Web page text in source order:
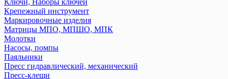
Ключи, Наборы ключей
Крепежный инструмент
Маркировочные изделия
Матрицы МПО, МПШО, МПК
Молотки
Насосы, помпы
Паяльники
Пресс гидравлический, механический
Пресс-клещи